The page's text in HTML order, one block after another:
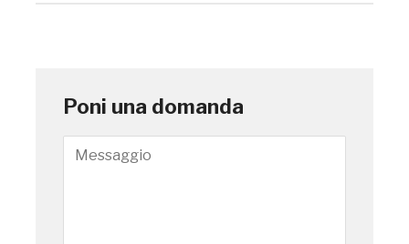
Poni una domanda